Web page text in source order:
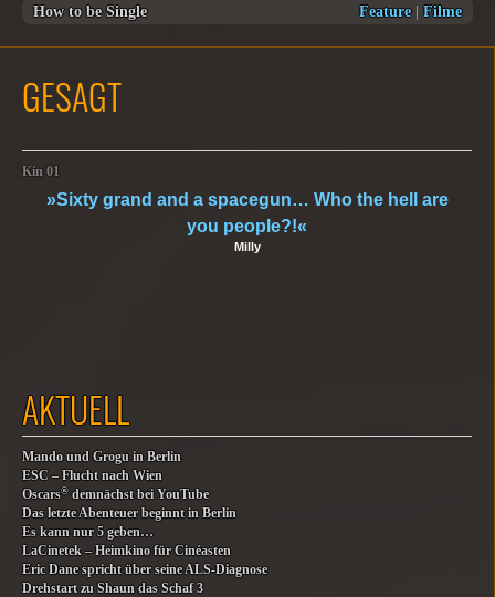
How to be Single
Feature| Filme
GESAGT
Kin 01
»Sixty grand and a spacegun… Who the hell are
you people?!«
Milly
AKTUELL
Mando und Grogu in Berlin
ESC – Flucht nach Wien
Oscars® demnächst bei YouTube
Das letzte Abenteuer beginnt in Berlin
Es kann nur 5 geben…
LaCinetek – Heimkino für Cinéasten
Eric Dane spricht über seine ALS-Diagnose
Drehstart zu Shaun das Schaf 3